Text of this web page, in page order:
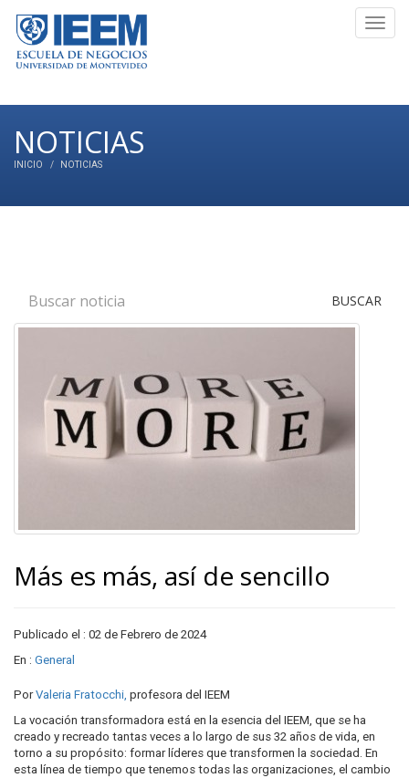
NOTICIAS
INICIO NOTICIAS
BUSCAR
Más es más, así de sencillo
Publicado el : 02 de Febrero de 2024
En : General
PorValeria Fratocchi, profesora del IEEM
La vocación transformadora está en la esencia del IEEM, que se ha
creado y recreado tantas veces a lo largo de sus 32 años de vida, en
torno a su propósito: formar líderes que transformen la sociedad. En
esta línea de tiempo que tenemos todas las organizaciones, el cambio